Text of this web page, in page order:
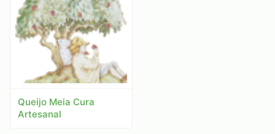
Queijo Meia Cura
Artesanal